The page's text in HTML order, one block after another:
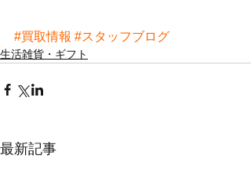
#買取情報 #スタッフブログ
生活雑貨・ギフト
最新記事